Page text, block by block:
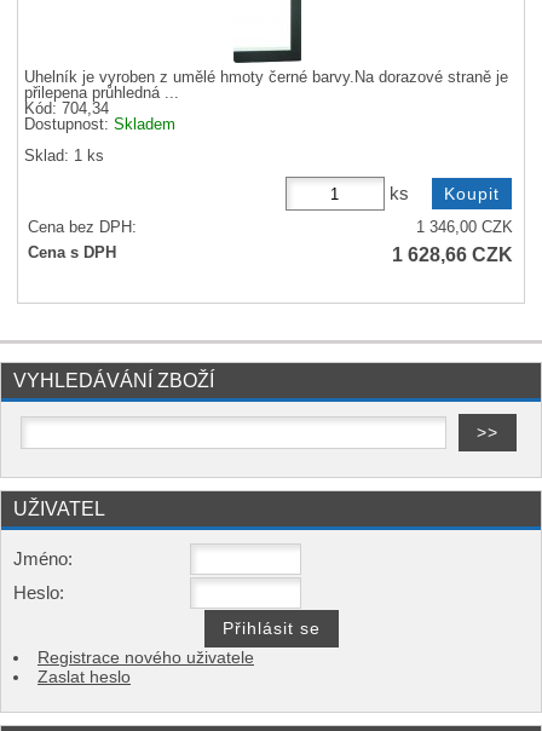
Úhelník je vyroben z umělé hmoty černé barvy.Na dorazové straně je
přilepena průhledná ...
Kód: 704,34
Dostupnost:Skladem
Sklad: 1 ks
ks
Cena bez DPH: 1 346,00CZK
Cena s DPH
1 628,66CZK
VYHLEDÁVÁNÍ ZBOŽÍ
UŽIVATEL
Jméno:
Heslo:
Registrace nového uživatele
Zaslat heslo